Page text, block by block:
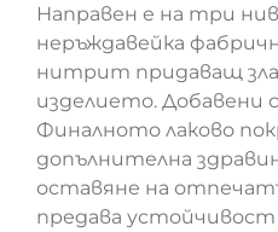
Метален знак за
Направен е на три
неръждавейка
нитрит придаващ
изделието. Добавени
Финалното лаково
допълнителна
оставяне на
предава